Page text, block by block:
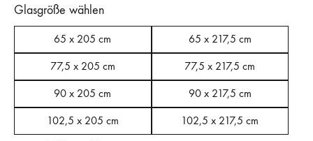
Glasgröße wählen
65 x 205 cm 65 x 217,5 cm
77,5 x 205 cm 77,5 x 217,5 cm
90 x 205 cm 90 x 217,5 cm
102,5 x 205 cm 102,5 x 217,5 cm